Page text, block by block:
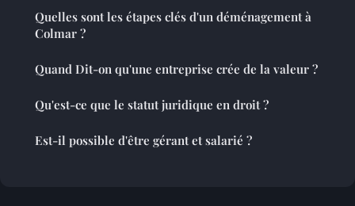
Quelles sont les étapes clés d'un déménagement à
Colmar ?
Quand Dit-on qu'une entreprise crée de la valeur ?
Qu'est-ce que le statut juridique en droit ?
Est-il possible d'être gérant et salarié ?